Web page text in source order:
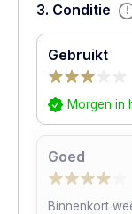
3. Conditie
Gebruikt
Morgen in
Goed
Binnenkort